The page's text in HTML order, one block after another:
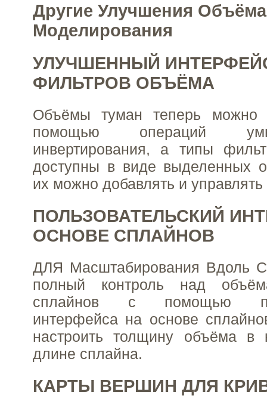
Другие Улучшения Объёма
Моделирования
УЛУЧШЕННЫЙ
ФИЛЬТРОВ ОБЪЁМА
Объёмы туман теперь можно
помощью операций
инвертирования, а типы
доступны в виде выделенных
их можно добавлять и
ПОЛЬЗОВАТЕЛЬСКИЙ
ОСНОВЕ СПЛАЙНОВ
ДЛЯ Масштабирования Вдоль
полный контроль над
сплайнов с помощью
интерфейса на основе
настроить толщину объёма в
длине сплайна.
КАРТЫ ВЕРШИН ДЛЯ